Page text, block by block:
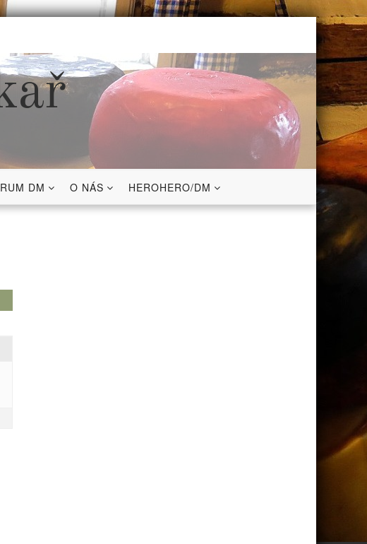
DM O NÁS HEROHERO/DM